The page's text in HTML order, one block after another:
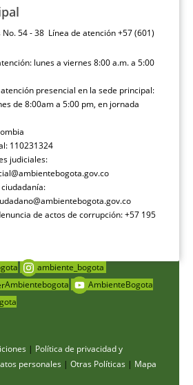
54 - 38 Línea de atención +57 (601)
lunes a viernes 8:00 a.m. a 5:00
presencial en la sede principal:
de 8:00am a 5:00 pm, en jornada
110231324
judiciales:
de actos de corrupción: +57 195
ambiente_bogota
Ambientebogota
AmbienteBogota
| Política de privacidad y
personales | Otras Políticas | Mapa